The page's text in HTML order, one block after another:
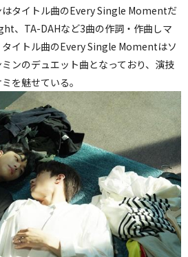
タイトル曲のEvery Single Momentだ
、TA-DAHなど3曲の作詞・作曲しマ
イトル曲のEvery Single Momentはソ
ンのデュエット曲となっており、演技
を魅せている。